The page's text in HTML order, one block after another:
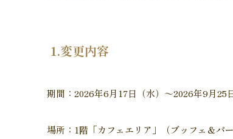
1.変更内容
期間：2026年6月17日（水）～2026年9月25
場所：1階「カフェエリア」（ブッフェ＆パ